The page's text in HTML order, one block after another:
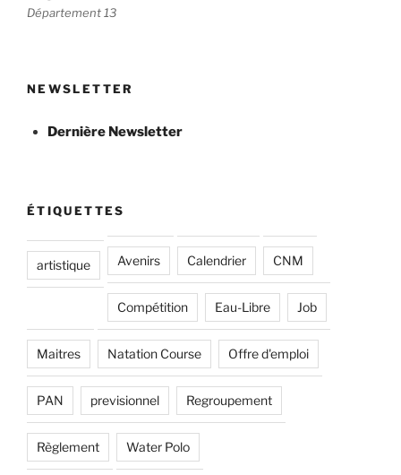
Département 13
NEWSLETTER
Dernière Newsletter
ÉTIQUETTES
artistique Avenirs Calendrier CNM
Compétition Eau-Libre Job
Maitres Natation Course Offre d'emploi
PAN previsionnel Regroupement
Règlement Water Polo